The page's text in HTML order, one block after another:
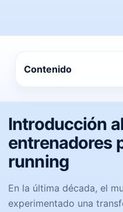
Contenido
Introducción
entrenadores
running
En la última década, el
experimentado una